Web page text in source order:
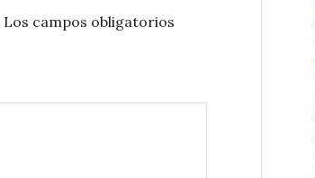
Los campos obligatorios